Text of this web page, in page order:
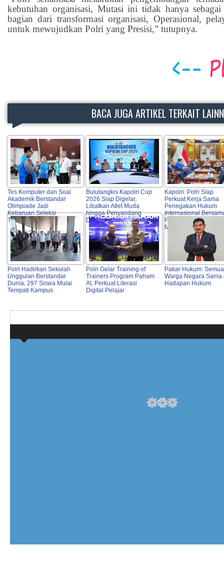
kebutuhan organisasi, Mutasi ini tidak hanya
bagian dari transformasi organisasi, Operasional,
untuk mewujudkan Polri yang Presisi,” tutupnya.
BACA JUGA ARTIKEL TERKAIT
Tes Komputer dan Soal
Akademik Berstandar
Olimpiade Jadi
Kebaruan Seleksi
Taruna Akpol 2026
Bulutangkis Kapolri Cup
2026 Siap Digelar,
Libatkan Atlet Muda
hingga Penyandang
Disabilitas
Kapolri: Polri Siap
Perkuat Kerja Sama
Penegakan Hukum
Internasional
FBI Hadapi Kejahatan
Modern
Polri Hadirkan Sekolah
Unggulan Berstandar
Dunia, 297 Siswa Mulai
Tempati Kampus
Polri Gelar Training of
Trainers Program Paham
AI, Perkuat Literasi
Digital Pelajar
Pakar Hukum: Semua
Warga Negara Sama
Hadapan Hukum